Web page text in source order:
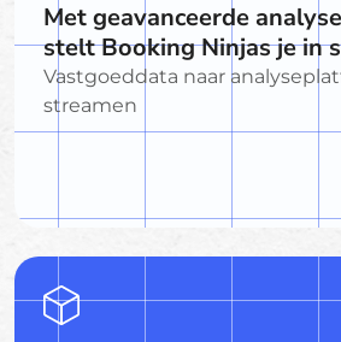
Met geavanceerde
stelt Booking Ninjas je in
Vastgoeddata naar
streamen